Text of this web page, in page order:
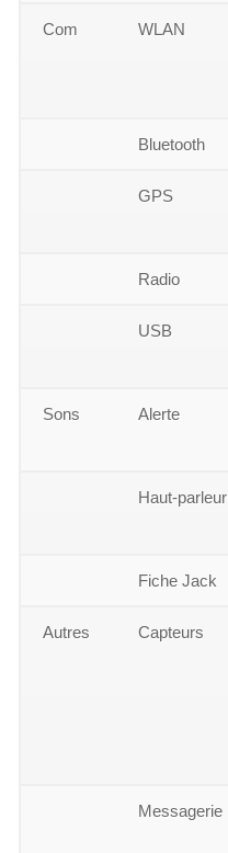
Com WLAN
Bluetooth
GPS
Radio
USB
Sons Alerte
Haut-parleur
Fiche Jack
Autres Capteurs
Messagerie